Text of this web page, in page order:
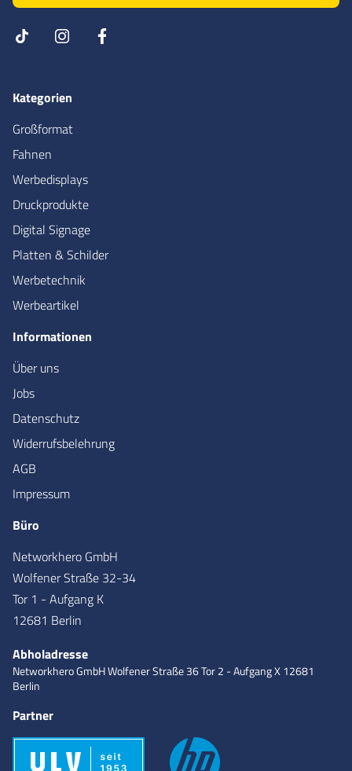
Kategorien
Großformat
Fahnen
Werbedisplays
Druckprodukte
Digital Signage
Platten & Schilder
Werbetechnik
Werbeartikel
Informationen
Über uns
Jobs
Datenschutz
Widerrufsbelehrung
AGB
Impressum
Büro
Networkhero GmbH
Wolfener Straße 32-34
Tor 1 - Aufgang K
12681 Berlin
Abholadresse
Networkhero GmbHWolfener Straße 36Tor 2 - Aufgang X12681
Berlin
Partner